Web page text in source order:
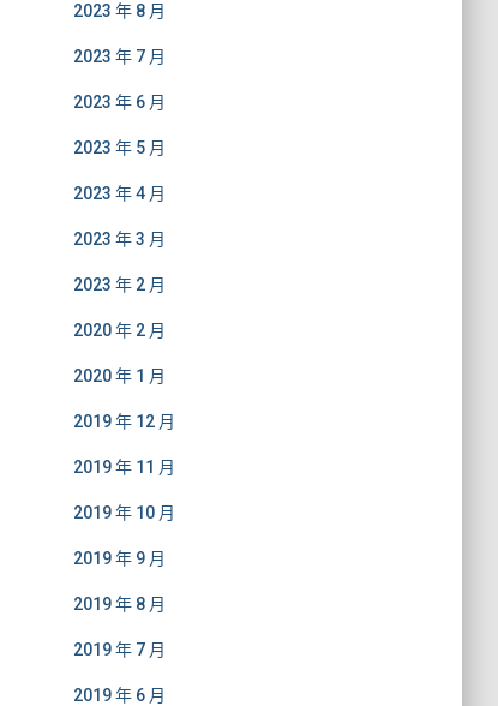
2023 年 8 月
2023 年 7 月
2023 年 6 月
2023 年 5 月
2023 年 4 月
2023 年 3 月
2023 年 2 月
2020 年 2 月
2020 年 1 月
2019 年 12 月
2019 年 11 月
2019 年 10 月
2019 年 9 月
2019 年 8 月
2019 年 7 月
2019 年 6 月